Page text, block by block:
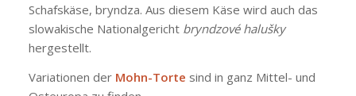
Schafskäse, bryndza. Aus diesem Käse wird auch das
slowakische Nationalgericht bryndzové halušky
hergestellt.
Variationen der Mohn-Torte sind in ganz Mittel- und